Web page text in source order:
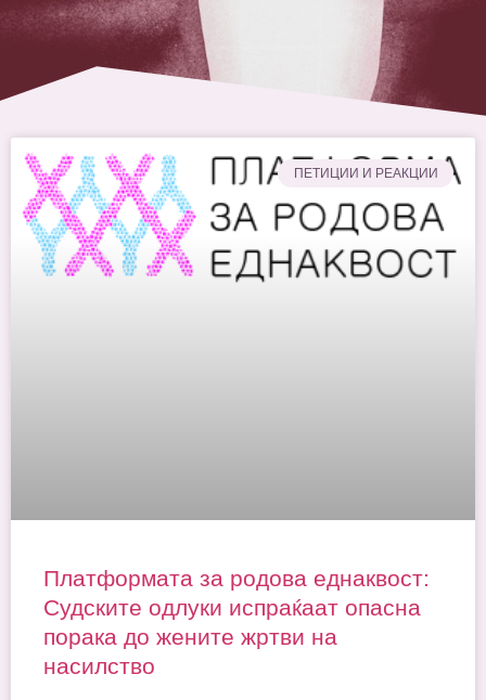
ПЕТИЦИИ И РЕАКЦИИ
Платформата за родова еднаквост:
Судските одлуки испраќаат опасна
порака до жените жртви на
насилство